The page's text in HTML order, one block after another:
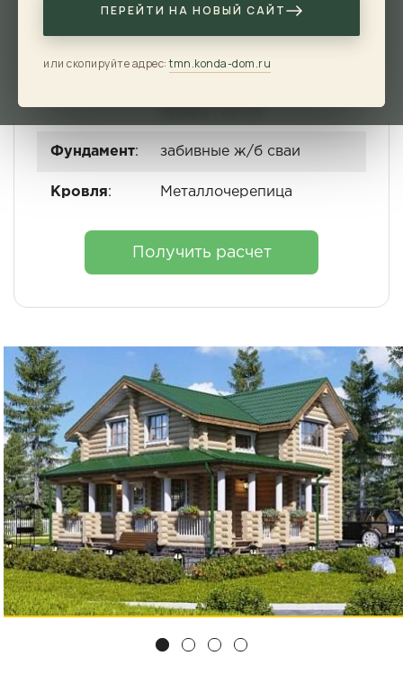
ПЕРЕЙТИ НА НОВЫЙ САЙТ
или скопируйте адрес:tmn.konda-dom.ru
бревно, 22 см
Фундамент: забивные ж/б сваи
Кровля: Металлочерепица
Получить расчет